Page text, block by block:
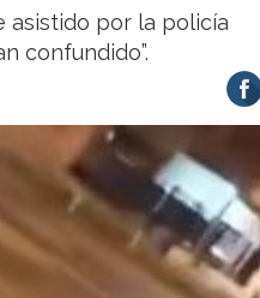
asistido por la policía
confundido”.